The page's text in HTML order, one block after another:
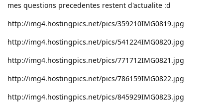
mes questions precedentes restent d'actualite :d
http://img4.hostingpics.net/pics/359210IMG0819.jpg
http://img4.hostingpics.net/pics/541224IMG0820.jpg
http://img4.hostingpics.net/pics/771712IMG0821.jpg
http://img4.hostingpics.net/pics/786159IMG0822.jpg
http://img4.hostingpics.net/pics/845929IMG0823.jpg